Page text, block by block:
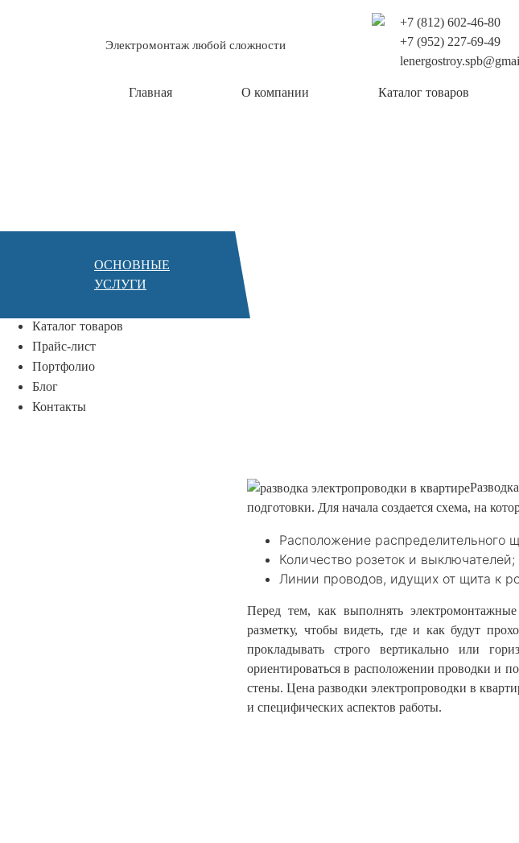
Электромонтаж любой сложности
+7 (812) 602-46-80
+7 (952) 227-69-49
Главная О компании Каталог товаров
КВАРТИРЕ
ОСНОВНЫЕ
УСЛУГИ
Каталог товаров
Прайс-лист
Портфолио
Блог
Контакты
подготовки. Для начала создается схема, на
Расположение распределительного
Количество розеток и выключателей;
Линии проводов, идущих от щита к
Перед тем, как выполнять
разметку, чтобы видеть, где и как будут
прокладывать строго вертикально или
ориентироваться в расположении проводки и
стены. Цена разводки электропроводки в
и специфических аспектов работы.